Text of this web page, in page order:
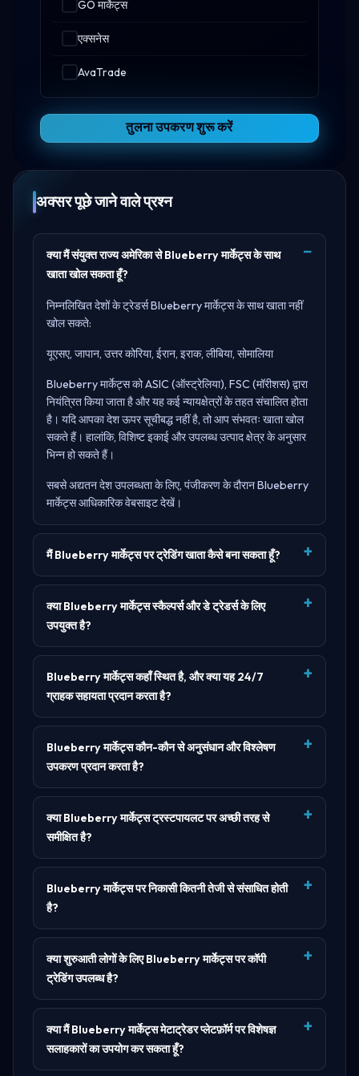
GO मार्केट्स
एक्सनेस
AvaTrade
तुलना उपकरण शुरू करें
अक्सर पूछे जाने वाले प्रश्न
क्या मैं संयुक्त राज्य अमेरिका से Blueberry मार्केट्स के साथ
खाता खोल सकता हूँ?
निम्नलिखित देशों के ट्रेडर्स Blueberry मार्केट्स के साथ खाता नहीं
खोल सकते:
यूएसए, जापान, उत्तर कोरिया, ईरान, इराक, लीबिया, सोमालिया
Blueberry मार्केट्स कोASIC (ऑस्ट्रेलिया), FSC (मॉरीशस) द्वारा
नियंत्रित किया जाता है और यह कई न्यायक्षेत्रों के तहत संचालित होता
है। यदि आपका देश ऊपर सूचीबद्ध नहीं है, तो आप संभवतः खाता खोल
सकते हैं। हालांकि, विशिष्ट इकाई और उपलब्ध उत्पाद क्षेत्र के अनुसार
भिन्न हो सकते हैं।
सबसे अद्यतन देश उपलब्धता के लिए, पंजीकरण के दौरानBlueberry
मार्केट्स आधिकारिक वेबसाइटदेखें।
मैं Blueberry मार्केट्स पर ट्रेडिंग खाता कैसे बना सकता हूँ?
क्या Blueberry मार्केट्स स्कैल्पर्स और डे ट्रेडर्स के लिए
उपयुक्त है?
Blueberry मार्केट्स कहाँ स्थित है, और क्या यह 24/7
ग्राहक सहायता प्रदान करता है?
Blueberry मार्केट्स कौन-कौन से अनुसंधान और विश्लेषण
उपकरण प्रदान करता है?
क्या Blueberry मार्केट्स ट्रस्टपायलट पर अच्छी तरह से
समीक्षित है?
Blueberry मार्केट्स पर निकासी कितनी तेजी से संसाधित होती
है?
क्या शुरुआती लोगों के लिए Blueberry मार्केट्स पर कॉपी
ट्रेडिंग उपलब्ध है?
क्या मैं Blueberry मार्केट्स मेटाट्रेडर प्लेटफ़ॉर्म पर विशेषज्ञ
सलाहकारों का उपयोग कर सकता हूँ?